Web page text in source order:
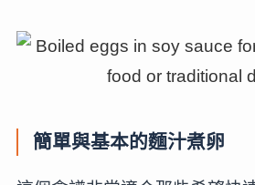
簡單與基本的麵汁煮卵